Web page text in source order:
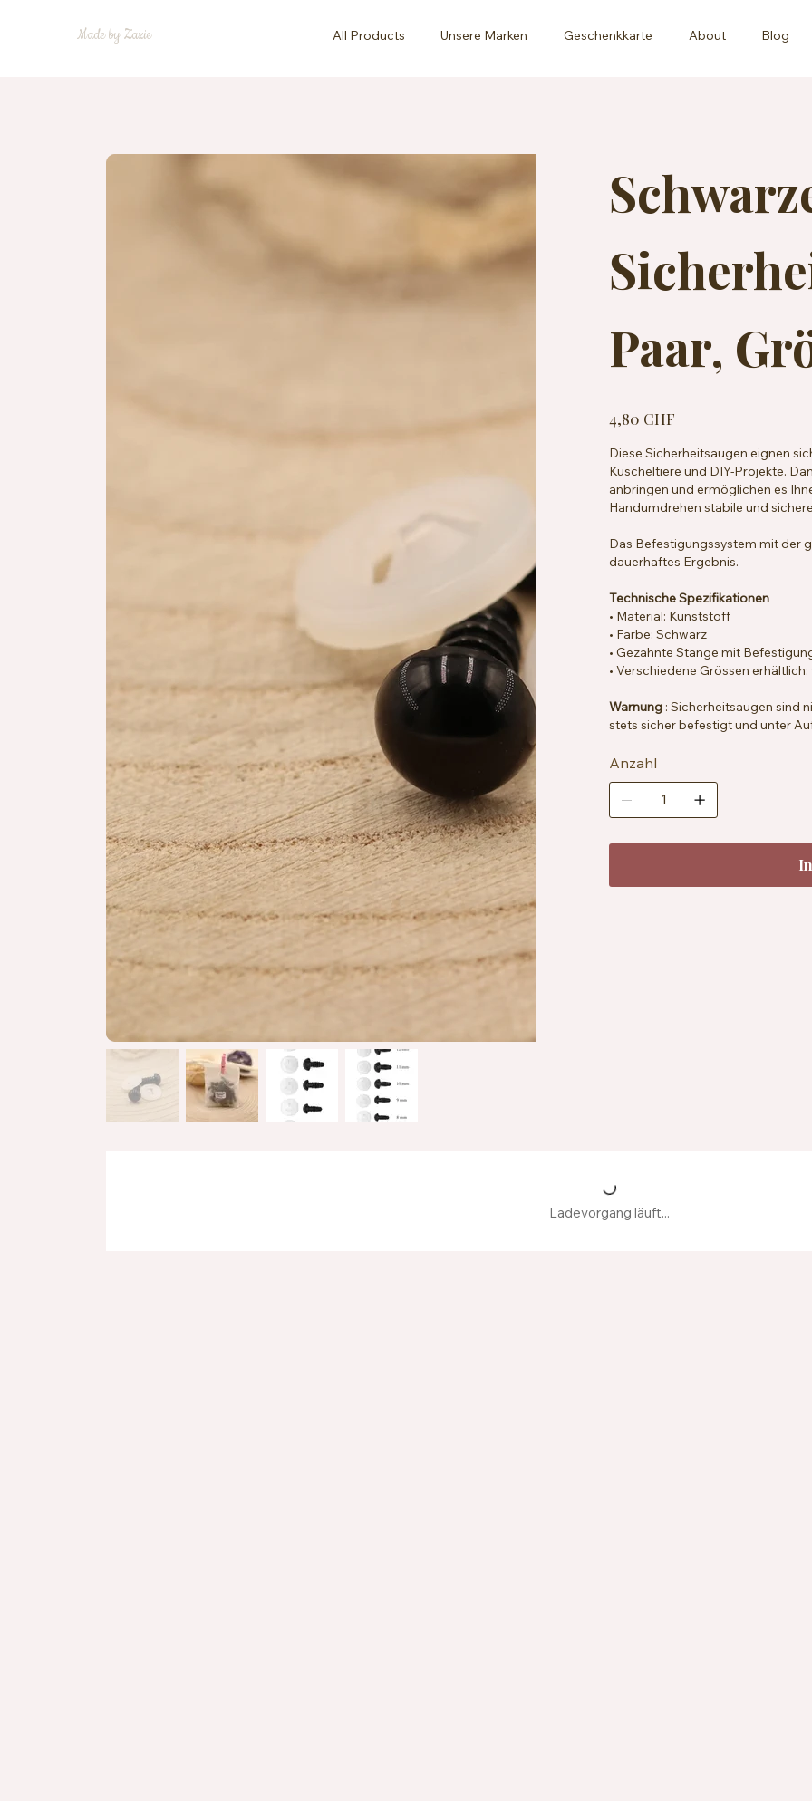
Made by Zazie All Products Unsere Marken Geschenkkarte About Blog
Paar,
4,80 CHF
Diese Sicherheitsaugen eignen
Kuscheltiere und DIY-Projekte.
anbringen und ermöglichen es
Handumdrehen stabile und
Das Befestigungssystem mit der
dauerhaftes Ergebnis.
Technische Spezifikationen
• Material: Kunststoff
• Farbe: Schwarz
• Gezahnte Stange mit
• Verschiedene Grössen
Warnung : Sicherheitsaugen sind
stets sicher befestigt und unter
Anzahl
Ladevorgang läuft...